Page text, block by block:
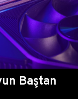
Baştan